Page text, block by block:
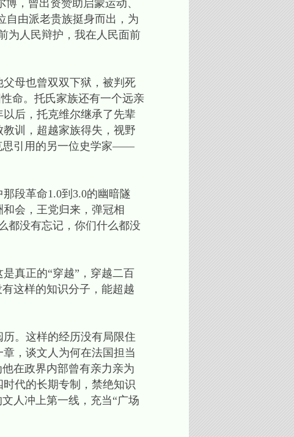
，曾出资赞助启蒙运动、
自由派老贵族挺身而出，为
为人民辩护，我在人民面前
母也曾双双下狱，被判死
命。托氏家族还有一个远亲
后，托克维尔继承了先辈
训，超越家族得失，视野
思引用的另一位史学家——
段革命1.0到3.0的幽暗隧
会，王党归来，弹冠相
都没有忘记，你们什么都没
真正的“穿越”，穿越二百
这样的知识分子，能超越
。这样的经历没有局限住
，谈文人为何在法国担当
在政界内部曾有亲力亲为
代的长期专制，禁绝知识
人冲上第一线，充当“广场